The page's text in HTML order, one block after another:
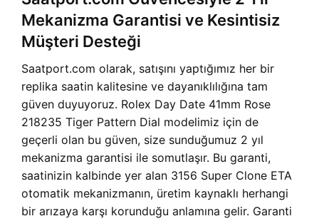
Mekanizma Garantisi ve Kesintisiz
Müşteri Desteği
Saatport.com olarak, satışını yaptığımız her bir
replika saatin kalitesine ve dayanıklılığına tam
güven duyuyoruz. Rolex Day Date 41mm Rose
218235 Tiger Pattern Dial modelimiz için de
geçerli olan bu güven, size sunduğumuz 2 yıl
mekanizma garantisi ile somutlaşır. Bu garanti,
saatinizin kalbinde yer alan 3156 Super Clone ETA
otomatik mekanizmanın, üretim kaynaklı herhangi
bir arızaya karşı korunduğu anlamına gelir. Garanti